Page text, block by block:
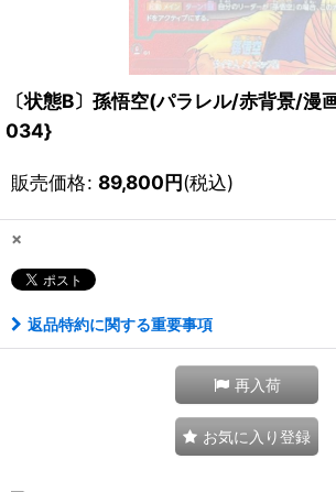
〔状態B〕孫悟空(パラレル/赤背景/
034}
販売価格: 89,800円(税込)
×
返品特約に関する重要事項
再入荷
お気に入り登録